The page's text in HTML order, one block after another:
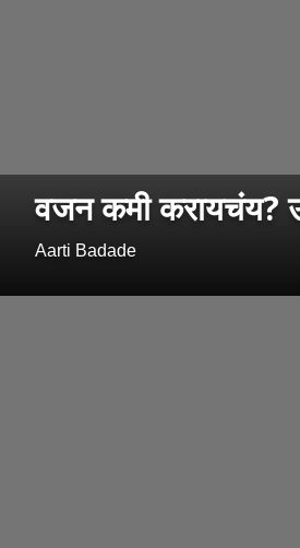
वजन कमी करायचंय?
Aarti Badade